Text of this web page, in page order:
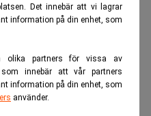
Det innebär att vi lagrar
information på din enhet, som
olika partners för vissa av
innebär att vår partners
information på din enhet, som
använder.
Blommé vid Wesslau
enligt ett
tolv butiker runt om i
Konkursboet avser för
vidare under en